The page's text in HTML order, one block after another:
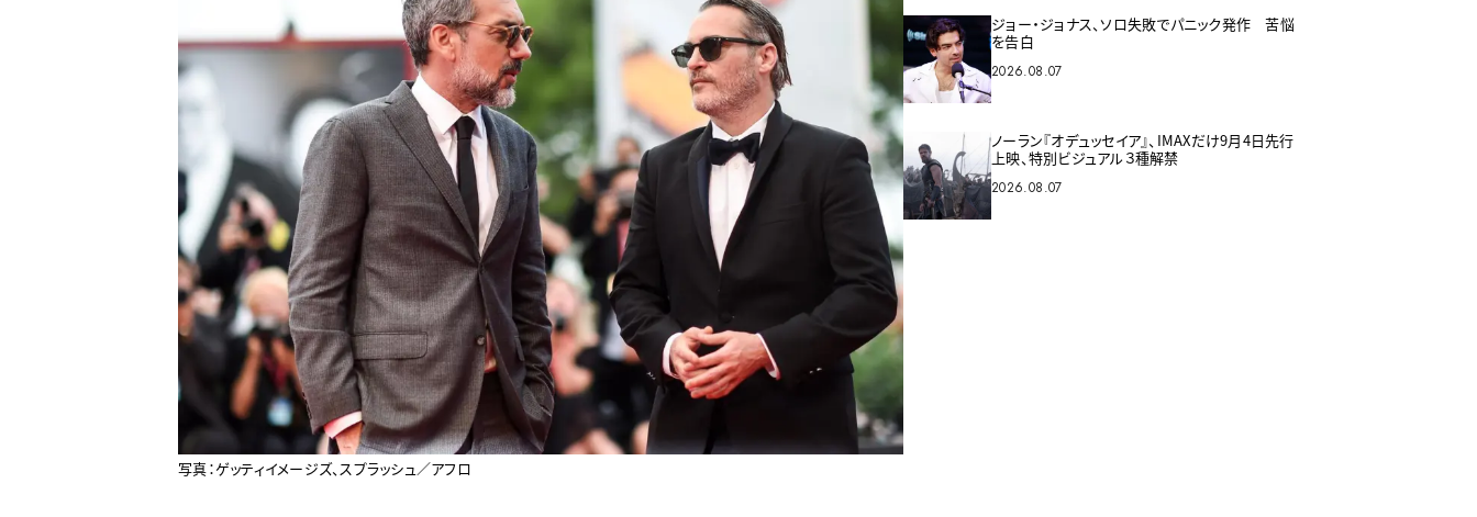
写真：ゲッティイメージズ、スプラッシュ／アフロ
ジョー・ジョナス、ソロ失敗でパニック発作 苦悩
を告白
2026.08.07
ノーラン『オデュッセイア』、IMAXだけ9月4日先行
上映、特別ビジュアル３種解禁
2026.08.07